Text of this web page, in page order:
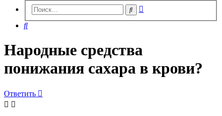
Поиск
Поиск
Народные средства
понижания сахара в крови?
Ответить